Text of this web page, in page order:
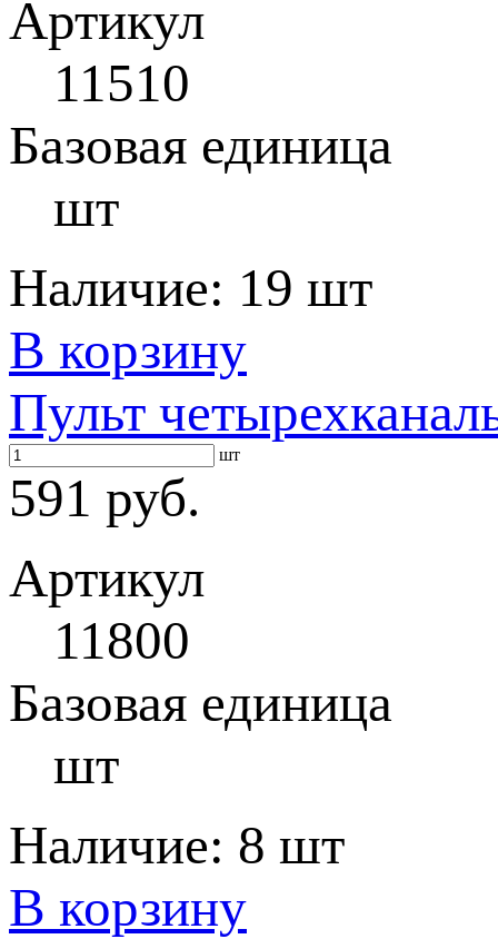
Артикул
11510
Базовая единица
шт
Наличие: 19 шт
В корзину
Пульт
шт
591 руб.
Артикул
11800
Базовая единица
шт
Наличие: 8 шт
В корзину